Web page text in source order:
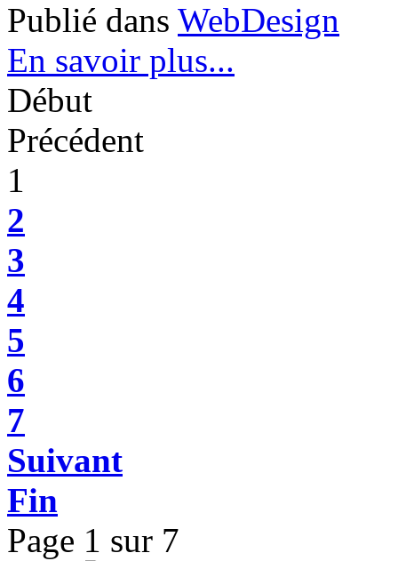
Publié dans WebDesign
En savoir plus...
Début
Précédent
1
2
3
4
5
6
7
Suivant
Fin
Page 1 sur 7